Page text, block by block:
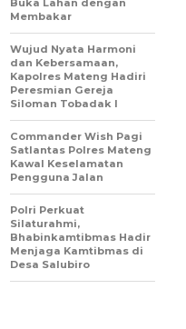
Buka Lahan dengan
Membakar
Wujud Nyata Harmoni
dan Kebersamaan,
Kapolres Mateng Hadiri
Peresmian Gereja
Siloman Tobadak l
Commander Wish Pagi
Satlantas Polres Mateng
Kawal Keselamatan
Pengguna Jalan
Polri Perkuat
Silaturahmi,
Bhabinkamtibmas Hadir
Menjaga Kamtibmas di
Desa Salubiro